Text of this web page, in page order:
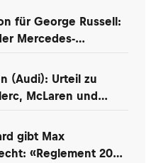
für George Russell:
Mercedes-
(Audi): Urteil zu
McLaren und
gibt Max
«Reglement 2026